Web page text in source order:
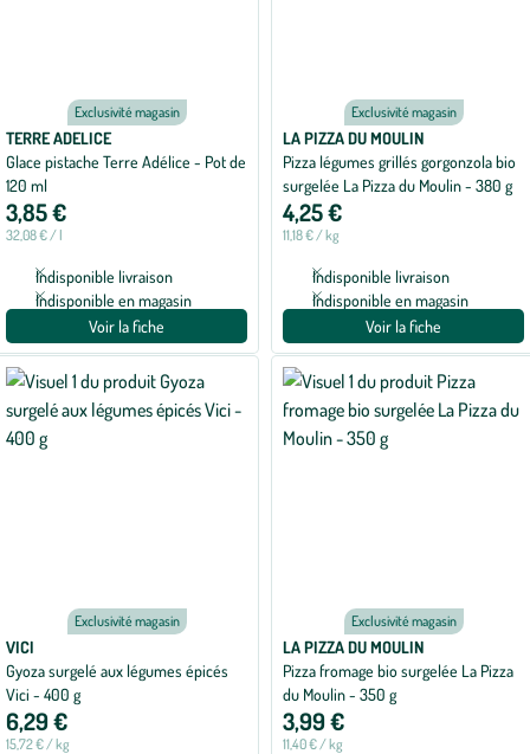
Exclusivité magasin
TERRE ADELICE
Glace pistache Terre Adélice - Pot de
120 ml
3,85 €
32,08 € / l
Indisponible livraison
Indisponible en magasin
Voir la fiche
Exclusivité magasin
LA PIZZA DU MOULIN
Pizza légumes grillés gorgonzola bio
surgelée La Pizza du Moulin - 380 g
4,25 €
11,18 € / kg
Indisponible livraison
Indisponible en magasin
Voir la fiche
Exclusivité magasin
VICI
Gyoza surgelé aux légumes épicés
Vici - 400 g
6,29 €
15,72 € / kg
Exclusivité magasin
LA PIZZA DU MOULIN
Pizza fromage bio surgelée La Pizza
du Moulin - 350 g
3,99 €
11,40 € / kg